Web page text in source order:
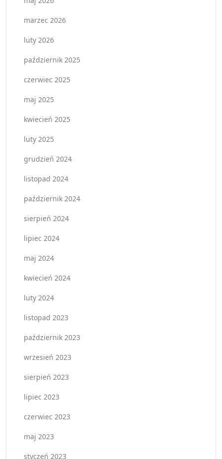
marzec 2026
luty 2026
październik 2025
czerwiec 2025
maj 2025
kwiecień 2025
luty 2025
grudzień 2024
listopad 2024
październik 2024
sierpień 2024
lipiec 2024
maj 2024
kwiecień 2024
luty 2024
listopad 2023
październik 2023
wrzesień 2023
sierpień 2023
lipiec 2023
czerwiec 2023
maj 2023
styczeń 2023